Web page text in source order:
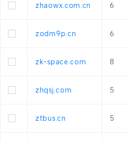
zhaowx.com.cn 6
zodm9p.cn 6
zk-space.com 8
zhqsj.com 5
ztbus.cn 5